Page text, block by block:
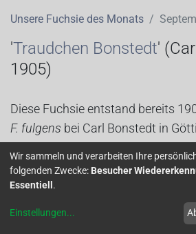
Unsere Fuchsie des Monats
'Traudchen Bonstedt' (
1905)
Diese Fuchsie entstand bereits
F. fulgens bei Carl Bonstedt in
aufrecht und blüht mit einfachen
Trauben überreich und verträgt
Das Laub ist dunkelgrün und
habe diese Triphyllasorte schon
habe auch keine Probleme mit
Wir sammeln und verarbeiten Ihre
folgenden Zwecke: Besucher
Essentiell .
Einstellungen...